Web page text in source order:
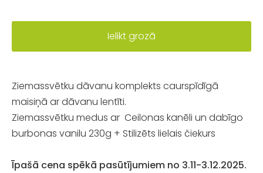
Ielikt grozā
Ziemassvētku dāvanu komplekts caurspīdīgā
maisiņā ar dāvanu lentīti.
Ziemassvētku medus ar Ceilonas kanēli un dabīgo
burbonas vanilu 230g + Stilizēts lielais čiekurs
Īpašā cena spēkā pasūtījumiem no 3.11-3.12.2025.